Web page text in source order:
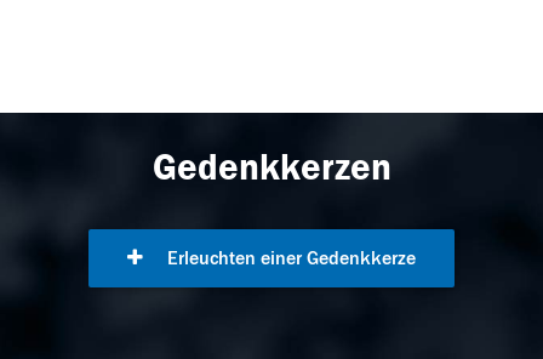
Gedenkkerzen
Erleuchten einer Gedenkkerze